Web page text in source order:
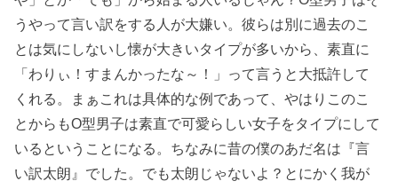
うやって言い訳をする人が大嫌い。彼らは別に過去のこ
とは気にしないし懐が大きいタイプが多いから、素直に
「わりぃ！すまんかったな～！」って言うと大抵許して
くれる。まぁこれは具体的な例であって、やはりこのこ
とからもO型男子は素直で可愛らしい女子をタイプにして
いるということになる。ちなみに昔の僕のあだ名は『言
い訳太朗』でした。でも太朗じゃないよ？とにかく我が